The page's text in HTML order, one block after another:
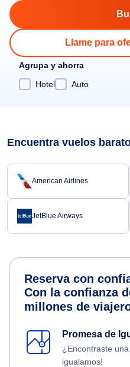
Llame para
Agrupa y ahorra
Hotel
Auto
Encuentra vuelos
American Airlines
JetBlue Airways
Reserva con
Con la confianza
millones de
Promesa de
¿Encontraste
igualamos!